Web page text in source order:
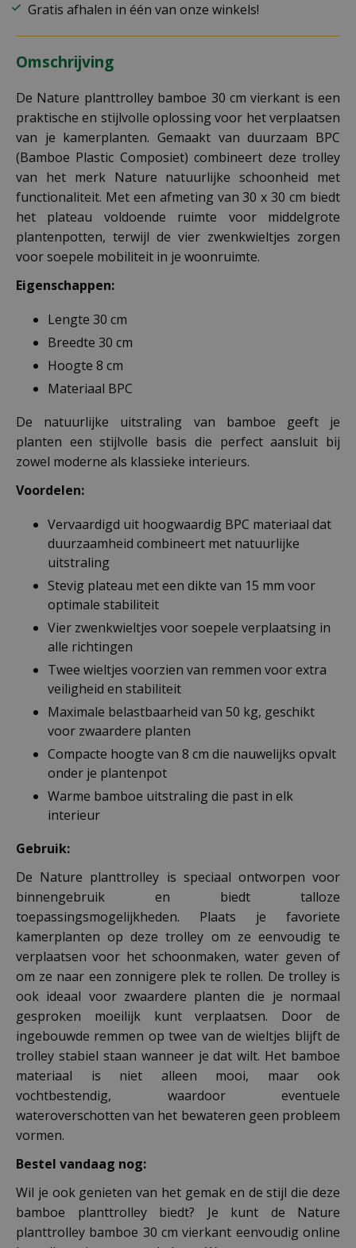
Gratis afhalen in één van onze winkels!
Omschrijving
De Nature planttrolley bamboe 30 cm vierkant is een
praktische en stijlvolle oplossing voor het verplaatsen
van je kamerplanten. Gemaakt van duurzaam BPC
(Bamboe Plastic Composiet) combineert deze trolley
van het merk Nature natuurlijke schoonheid met
functionaliteit. Met een afmeting van 30 x 30 cm biedt
het plateau voldoende ruimte voor middelgrote
plantenpotten, terwijl de vier zwenkwieltjes zorgen
voor soepele mobiliteit in je woonruimte.
Eigenschappen:
Lengte 30 cm
Breedte 30 cm
Hoogte 8 cm
Materiaal BPC
De natuurlijke uitstraling van bamboe geeft je
planten een stijlvolle basis die perfect aansluit bij
zowel moderne als klassieke interieurs.
Voordelen:
Vervaardigd uit hoogwaardig BPC materiaal dat
duurzaamheid combineert met natuurlijke
uitstraling
Stevig plateau met een dikte van 15 mm voor
optimale stabiliteit
Vier zwenkwieltjes voor soepele verplaatsing in
alle richtingen
Twee wieltjes voorzien van remmen voor extra
veiligheid en stabiliteit
Maximale belastbaarheid van 50 kg, geschikt
voor zwaardere planten
Compacte hoogte van 8 cm die nauwelijks opvalt
onder je plantenpot
Warme bamboe uitstraling die past in elk
interieur
Gebruik:
De Nature planttrolley is speciaal ontworpen voor
binnengebruik en biedt talloze
toepassingsmogelijkheden. Plaats je favoriete
kamerplanten op deze trolley om ze eenvoudig te
verplaatsen voor het schoonmaken, water geven of
om ze naar een zonnigere plek te rollen. De trolley is
ook ideaal voor zwaardere planten die je normaal
gesproken moeilijk kunt verplaatsen. Door de
ingebouwde remmen op twee van de wieltjes blijft de
trolley stabiel staan wanneer je dat wilt. Het bamboe
materiaal is niet alleen mooi, maar ook
vochtbestendig, waardoor eventuele
wateroverschotten van het bewateren geen probleem
vormen.
Bestel vandaag nog:
Wil je ook genieten van het gemak en de stijl die deze
bamboe planttrolley biedt? Je kunt de Nature
planttrolley bamboe 30 cm vierkant eenvoudig online